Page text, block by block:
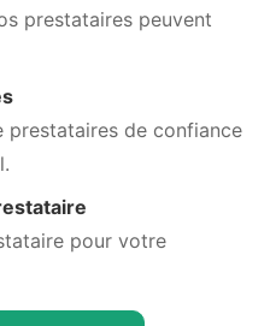
prestataires peuvent
prestataires de confiance
pour votre